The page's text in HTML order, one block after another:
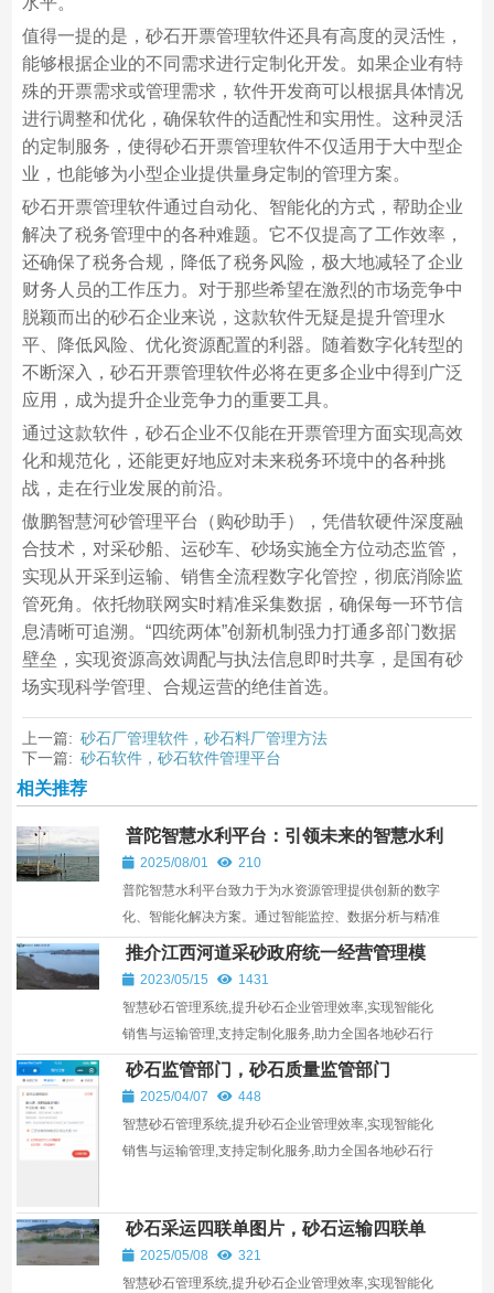
值得一提的是，砂石开票管理软件还具有高度的灵活性，
能够根据企业的不同需求进行定制化开发。如果企业有特
殊的开票需求或管理需求，软件开发商可以根据具体情况
进行调整和优化，确保软件的适配性和实用性。这种灵活
的定制服务，使得砂石开票管理软件不仅适用于大中型企
业，也能够为小型企业提供量身定制的管理方案。
砂石开票管理软件通过自动化、智能化的方式，帮助企业
解决了税务管理中的各种难题。它不仅提高了工作效率，
还确保了税务合规，降低了税务风险，极大地减轻了企业
财务人员的工作压力。对于那些希望在激烈的市场竞争中
脱颖而出的砂石企业来说，这款软件无疑是提升管理水
平、降低风险、优化资源配置的利器。随着数字化转型的
不断深入，砂石开票管理软件必将在更多企业中得到广泛
应用，成为提升企业竞争力的重要工具。
通过这款软件，砂石企业不仅能在开票管理方面实现高效
化和规范化，还能更好地应对未来税务环境中的各种挑
战，走在行业发展的前沿。
傲鹏智慧河砂管理平台（购砂助手），凭借软硬件深度融
合技术，对采砂船、运砂车、砂场实施全方位动态监管，
实现从开采到运输、销售全流程数字化管控，彻底消除监
管死角。依托物联网实时精准采集数据，确保每一环节信
息清晰可追溯。“四统两体”创新机制强力打通多部门数据
壁垒，实现资源高效调配与执法信息即时共享，是国有砂
场实现科学管理、合规运营的绝佳首选。
上一篇: 砂石厂管理软件，砂石料厂管理方法
下一篇: 砂石软件，砂石软件管理平台
相关推荐
普陀智慧水利平台：引领未来的智慧水利
解决方案
2025/08/01
210
普陀智慧水利平台致力于为水资源管理提供创新的数字
化、智能化解决方案。通过智能监控、数据分析与精准
调度，该平台提升了水利系统的效率和可持续性，是应
对...
推介江西河道采砂政府统一经营管理模
式2023/05/15
1431
智慧砂石管理系统,提升砂石企业管理效率,实现智能化
销售与运输管理,支持定制化服务,助力全国各地砂石行
业发展。
砂石监管部门，砂石质量监管部门
2025/04/07
448
智慧砂石管理系统,提升砂石企业管理效率,实现智能化
销售与运输管理,支持定制化服务,助力全国各地砂石行
砂石采运四联单图片，砂石运输四联单
2025/05/08
321
智慧砂石管理系统,提升砂石企业管理效率,实现智能化